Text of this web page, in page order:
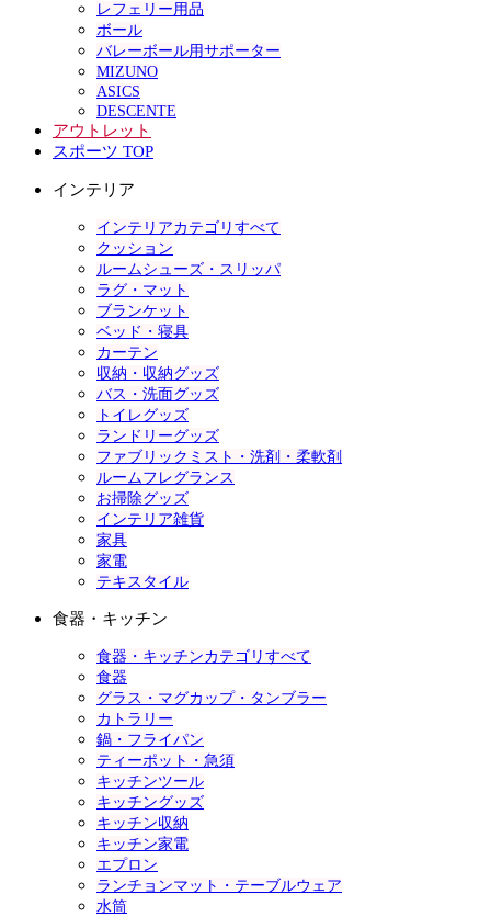
レフェリー用品
ボール
バレーボール用サポーター
MIZUNO
ASICS
DESCENTE
アウトレット
スポーツ TOP
インテリア
インテリアカテゴリすべて
クッション
ルームシューズ・スリッパ
ラグ・マット
ブランケット
ベッド・寝具
カーテン
収納・収納グッズ
バス・洗面グッズ
トイレグッズ
ランドリーグッズ
ファブリックミスト・洗剤・柔軟剤
ルームフレグランス
お掃除グッズ
インテリア雑貨
家具
家電
テキスタイル
食器・キッチン
食器・キッチンカテゴリすべて
食器
グラス・マグカップ・タンブラー
カトラリー
鍋・フライパン
ティーポット・急須
キッチンツール
キッチングッズ
キッチン収納
キッチン家電
エプロン
ランチョンマット・テーブルウェア
水筒